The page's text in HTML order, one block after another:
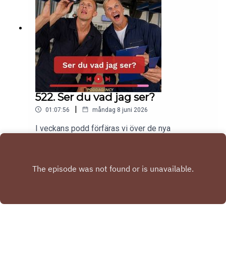
522. Ser du vad jag ser?
01:07:56 | måndag 8 juni 2026
I veckans podd förfäras vi över de nya
listar vi våra tre sämsta skolämnen.Nu kör